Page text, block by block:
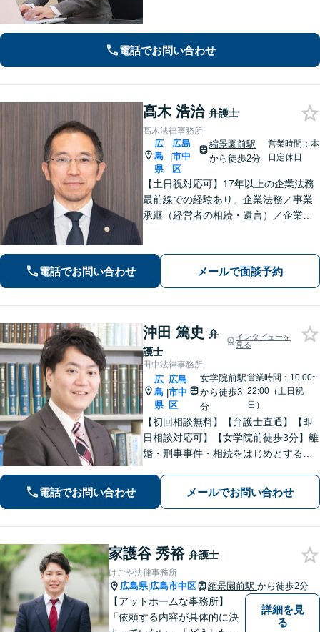
遺言・相続、債務整理など、幅広い分
野に対応」
電話でお問い合わせ
髙木 浩治 弁護士
髙木法律事務所
広
島
県
|
広島
市中
区
縮景園前駅
から徒歩2分
営業時間：本
日定休日
【土日祝対応可】17年以上の企業法務
最前線での経験あり。企業法務／事業
承継（経営者の相続・遺言）／企業の
験を活かした的確な対応で、企業の発
展と経営をサポート。顧問契約もお任
電話でお問い合わせ メールで面談予約
沖田 篤史 弁
護士
インタビューを
見る
田中法律事務所
広
島
県
|
広島
市中
区
女学院前駅
から徒歩3
分
営業時間：10:00~
22:00（土日祝
日）
【初回相談無料】【弁護士直通】【即
日相談対応可】【女学院前徒歩3分】離
婚・刑事事件・相続をはじめとする身
ない真の問題解決を目指して誠実かつ
迅速な対応を致します。是非、お気軽
電話でお問い合わせ メールでお問い合わせ
家護谷 秀裕 弁護士
けごや法律事務所
広島県|広島市中区 縮景園前駅 から徒歩2分
【アットホームな事務所】
「依頼する内容が具体的に決
詳細を見
る